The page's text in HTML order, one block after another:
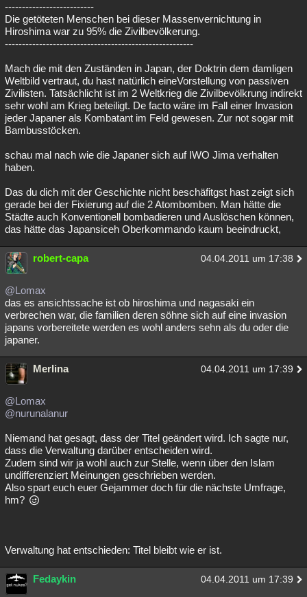
--------------------------
Die getöteten Menschen bei dieser Massenvernichtung in
Hiroshima war zu 95% die Zivilbevölkerung.
-------------------------------------------------------
Mach die mit den Zuständen in Japan, der Doktrin dem damligen
Weltbild vertraut, du hast natürlich eineVorstellung von passiven
Zivilisten. Tatsächlicht ist im 2 Weltkrieg die Zivilbevölkrung indirekt
sehr wohl am Krieg beteiligt. De facto wäre im Fall einer Invasion
jeder Japaner als Kombatant im Feld gewesen. Zur not sogar mit
Bambusstöcken.
schau mal nach wie die Japaner sich auf IWO Jima verhalten
haben.
Das du dich mit der Geschichte nicht beschäfitgst hast zeigt sich
gerade bei der Fixierung auf die 2 Atombomben. Man hätte die
Städte auch Konventionell bombadieren und Auslöschen können,
das hätte das Japansiceh Oberkommando kaum beeindruckt,
robert-capa 04.04.2011 um 17:38
@Lomax
das es ansichtssache ist ob hiroshima und nagasaki ein
verbrechen war, die familien deren söhne sich auf eine invasion
japans vorbereitete werden es wohl anders sehn als du oder die
japaner.
Merlina 04.04.2011 um 17:39
@Lomax
@nurunalanur
Niemand hat gesagt, dass der Titel geändert wird. Ich sagte nur,
dass die Verwaltung darüber entscheiden wird.
Zudem sind wir ja wohl auch zur Stelle, wenn über den Islam
undifferenziert Meinungen geschrieben werden.
Also spart euch euer Gejammer doch für die nächste Umfrage,
hm?
Verwaltung hat entschieden: Titel bleibt wie er ist.
Fedaykin 04.04.2011 um 17:39